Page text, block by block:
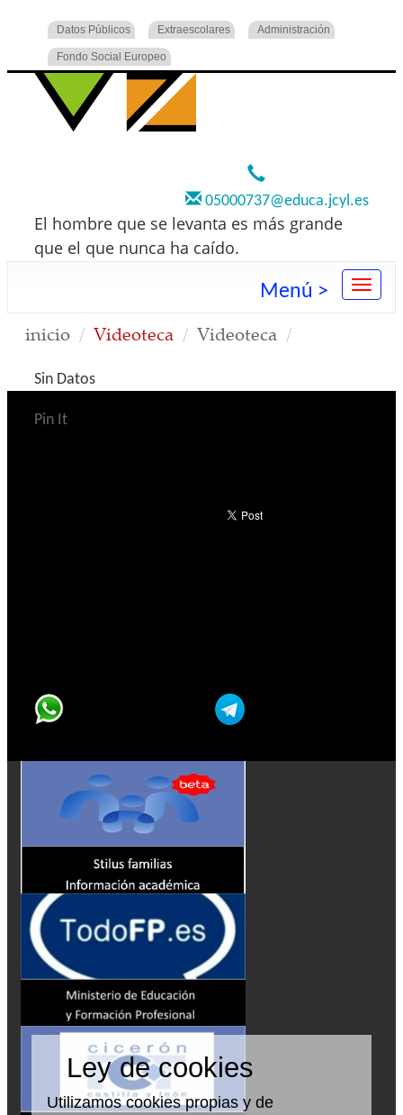
Datos Públicos Extraescolares Administración
Fondo Social Europeo
05000737@educa.jcyl.es
El hombre que se levanta es más grande
que el que nunca ha caído.
Menú >
inicio Videoteca Videoteca
Sin Datos
Pin It
Ley de cookies
Utilizamos cookies propias y de